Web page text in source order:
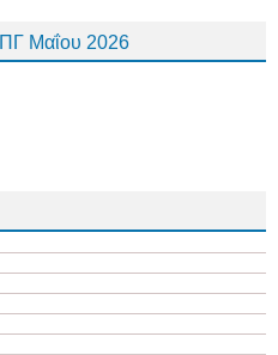
Μαΐου 2026